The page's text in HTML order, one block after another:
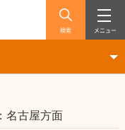
検索 メニュー
名古屋方面